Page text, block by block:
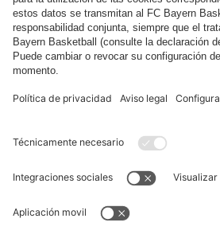
FC Bayern Store App